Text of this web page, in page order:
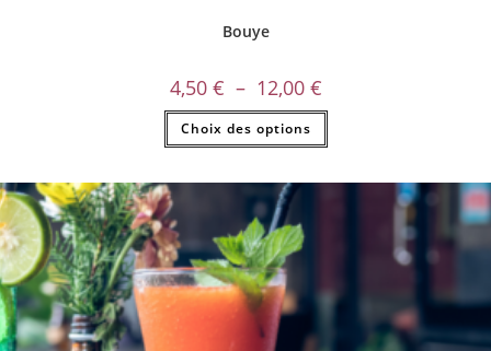
Bouye
4,50 € – 12,00 €
Choix des options